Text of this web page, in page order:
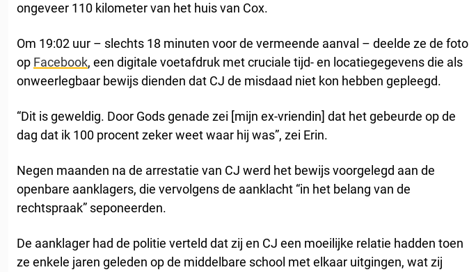
ongeveer 110 kilometer van het huis van Cox.
Om 19:02 uur – slechts 18 minuten voor de vermeende aanval – deelde ze de foto
op Facebook, een digitale voetafdruk met cruciale tijd- en locatiegegevens die als
onweerlegbaar bewijs dienden dat CJ de misdaad niet kon hebben gepleegd.
“Dit is geweldig. Door Gods genade zei [mijn ex-vriendin] dat het gebeurde op de
dag dat ik 100 procent zeker weet waar hij was”, zei Erin.
Negen maanden na de arrestatie van CJ werd het bewijs voorgelegd aan de
openbare aanklagers, die vervolgens de aanklacht “in het belang van de
rechtspraak” seponeerden.
De aanklager had de politie verteld dat zij en CJ een moeilijke relatie hadden toen
ze enkele jaren geleden op de middelbare school met elkaar uitgingen, wat zij